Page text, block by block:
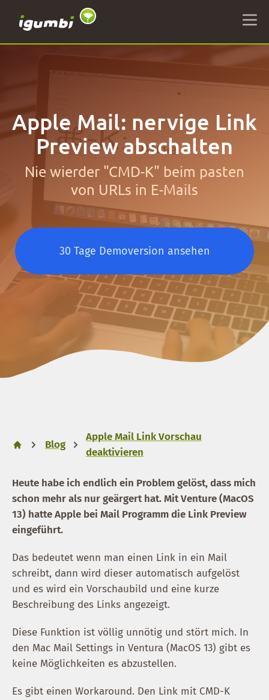
Apple Mail: nervige Link
Preview abschalten
Nie wierder "CMD-K" beim pasten
von URLs in E-Mails
30 Tage Demoversion ansehen
Blog
Apple Mail Link Vorschau
deaktivieren
Heute habe ich endlich ein Problem gelöst, dass mich
schon mehr als nur geärgert hat. Mit Venture (MacOS
13) hatte Apple bei Mail Programm die Link Preview
eingeführt.
Das bedeutet wenn man einen Link in ein Mail
schreibt, dann wird dieser automatisch aufgelöst
und es wird ein Vorschaubild und eine kurze
Beschreibung des Links angezeigt.
Diese Funktion ist völlig unnötig und stört mich. In
den Mac Mail Settings in Ventura (MacOS 13) gibt es
keine Möglichkeiten es abzustellen.
Es gibt einen Workaround. Den Link mit CMD-K